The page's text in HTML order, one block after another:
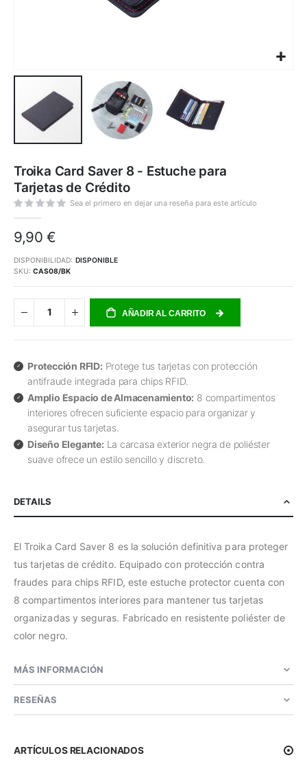
comienzo
de
la
galería
de
imágenes
Troika Card Saver 8 - Estuche para
Tarjetas de Crédito
Sea el primero en dejar una reseña para este artículo
9,90 €
DISPONIBILIDAD: DISPONIBLE
SKU CAS08/BK
AÑADIR AL CARRITO
Protección RFID: Protege tus tarjetas con protección
antifraude integrada para chips RFID.
Amplio Espacio de Almacenamiento: 8 compartimentos
interiores ofrecen suficiente espacio para organizar y
asegurar tus tarjetas.
Diseño Elegante: La carcasa exterior negra de poliéster
suave ofrece un estilo sencillo y discreto.
DETAILS
El Troika Card Saver 8 es la solución definitiva para proteger
tus tarjetas de crédito. Equipado con protección contra
fraudes para chips RFID, este estuche protector cuenta con
8 compartimentos interiores para mantener tus tarjetas
organizadas y seguras. Fabricado en resistente poliéster de
color negro.
MÁS INFORMACIÓN
RESEÑAS
ARTÍCULOS RELACIONADOS